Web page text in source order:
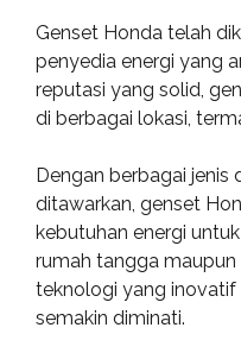
Genset Honda telah
penyedia energi yang
reputasi yang solid,
di berbagai lokasi,
Dengan berbagai jenis
ditawarkan, genset
kebutuhan energi
rumah tangga maupun
teknologi yang inovatif
semakin diminati.